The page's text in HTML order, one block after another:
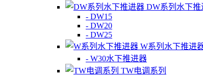
DW系列水下推
- DW15
- DW20
- DW25
W系列水下推进
- W30水下推进器
TW电调系列